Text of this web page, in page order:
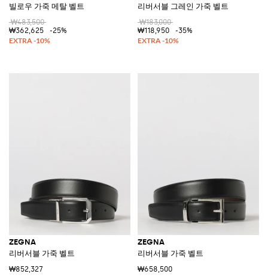
빌로우 가죽 메탈 벨트
₩483,500
₩362,625
-25%
리버서블 그레인 가죽 벨트
₩183,000
₩118,950
-35%
ZEGNA
리버서블 가죽 벨트
₩852,327
ZEGNA
리버서블 가죽 벨트
₩658,500